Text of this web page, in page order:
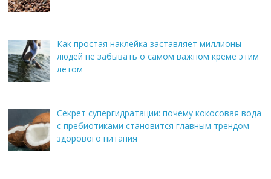
Как простая наклейка заставляет миллионы
людей не забывать о самом важном креме этим
летом
Секрет супергидратации: почему кокосовая вода
с пребиотиками становится главным трендом
здорового питания